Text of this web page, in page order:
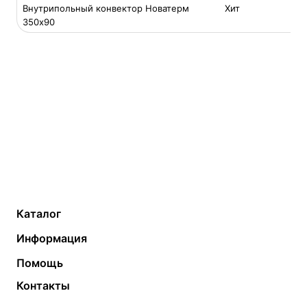
Внутрипольный конвектор Новатерм
350x90
Хит
Каталог
Твердотопливные котлы
Электрические котлы
Банные печи
Теплый пол
Радиаторы
Насосы
Информация
Контакты
Статьи
Помощь
Контакты